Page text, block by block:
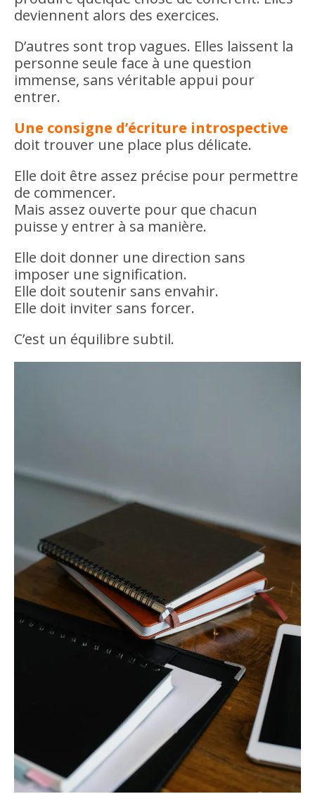
deviennent alors des exercices.
D’autres sont trop vagues. Elles laissent la
personne seule face à une question
immense, sans véritable appui pour
entrer.
Une consigne d’écriture introspective
doit trouver une place plus délicate.
Elle doit être assez précise pour permettre
de commencer.
Mais assez ouverte pour que chacun
puisse y entrer à sa manière.
Elle doit donner une direction sans
imposer une signification.
Elle doit soutenir sans envahir.
Elle doit inviter sans forcer.
C’est un équilibre subtil.